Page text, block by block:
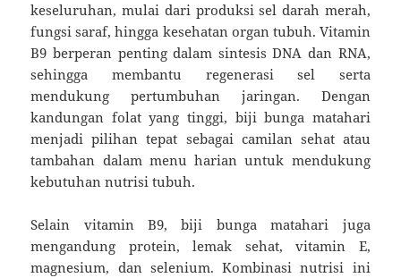
keseluruhan, mulai dari produksi sel darah merah,
fungsi saraf, hingga kesehatan organ tubuh. Vitamin
B9 berperan penting dalam sintesis DNA dan RNA,
sehingga membantu regenerasi sel serta
mendukung pertumbuhan jaringan. Dengan
kandungan folat yang tinggi, biji bunga matahari
menjadi pilihan tepat sebagai camilan sehat atau
tambahan dalam menu harian untuk mendukung
kebutuhan nutrisi tubuh.
Selain vitamin B9, biji bunga matahari juga
mengandung protein, lemak sehat, vitamin E,
magnesium, dan selenium. Kombinasi nutrisi ini